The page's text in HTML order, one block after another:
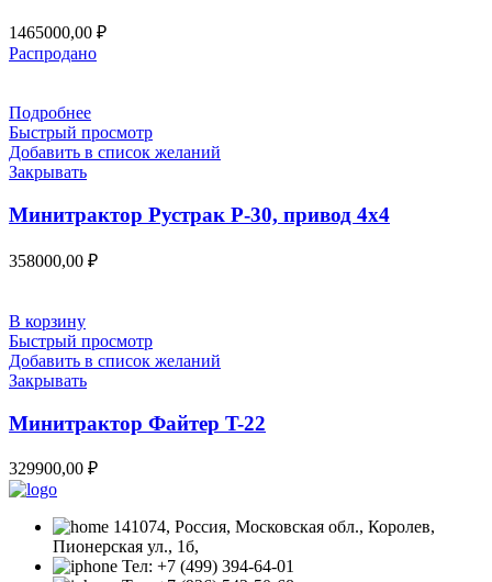
1465000,00 ₽
Распродано
Подробнее
Быстрый просмотр
Добавить в список желаний
Закрывать
Минитрактор Рустрак Р-30, привод 4х4
358000,00 ₽
В корзину
Быстрый просмотр
Добавить в список желаний
Закрывать
Минитрактор Файтер T-22
329900,00 ₽
141074, Россия, Московская обл., Королев,
Пионерская ул., 1б,
Тел: +7 (499) 394-64-01